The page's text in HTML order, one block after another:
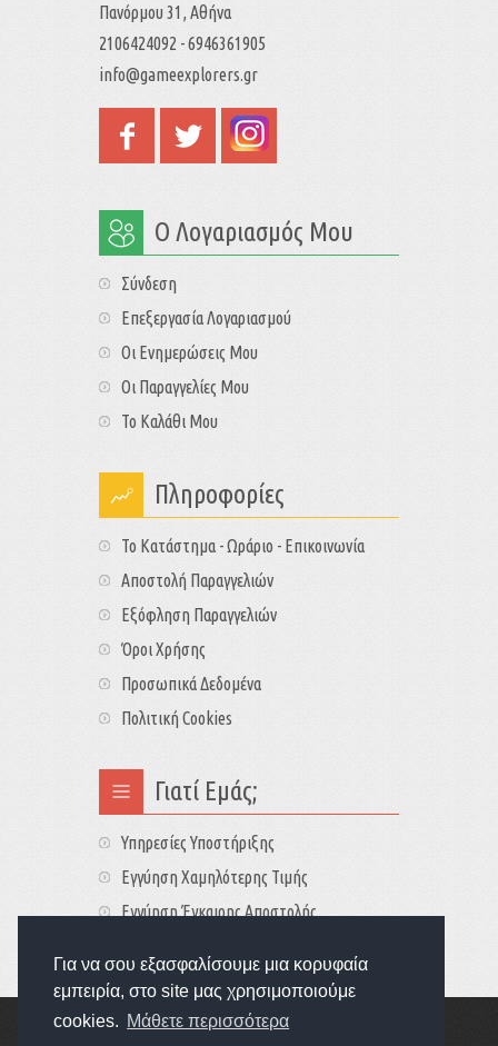
Για να σου εξασφαλίσουμε μια κορυφαία
εμπειρία, στο site μας χρησιμοποιούμε
cookies. Μάθετε περισσότερα
Πανόρμου 31, Αθήνα
2106424092 - 6946361905
info@gameexplorers.gr
Ο Λογαριασμός Μου
Σύνδεση
Επεξεργασία Λογαριασμού
Οι Ενημερώσεις Μου
Οι Παραγγελίες Μου
Το Καλάθι Μου
Πληροφορίες
Το Κατάστημα - Ωράριο - Επικοινωνία
Αποστολή Παραγγελιών
Εξόφληση Παραγγελιών
Όροι Χρήσης
Προσωπικά Δεδομένα
Πολιτική Cookies
Γιατί Εμάς;
Υπηρεσίες Υποστήριξης
Εγγύηση Χαμηλότερης Τιμής
Εγγύηση Έγκαιρης Αποστολής
Copyright © 2022GameExplorers